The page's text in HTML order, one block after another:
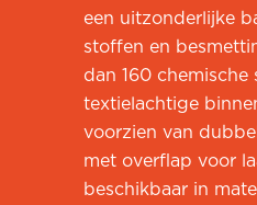
een uitzonderlijke
stoffen en
dan 160
textielachtige
voorzien van
met overflap voor
beschikbaar in